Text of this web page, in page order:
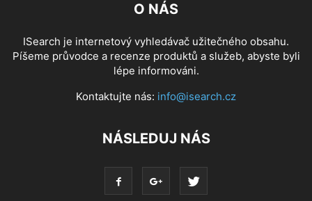
O NÁS
ISearch je internetový vyhledávač užitečného obsahu.
Píšeme průvodce a recenze produktů a služeb, abyste byli
lépe informováni.
Kontaktujte nás: info@isearch.cz
NÁSLEDUJ NÁS